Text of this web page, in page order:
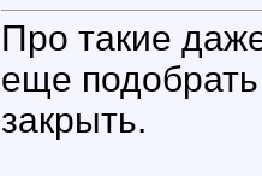
Про такие
еще
закрыть.